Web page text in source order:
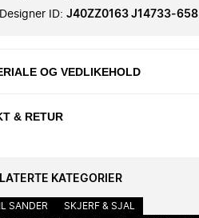
Designer ID: J40ZZ0163 J14733-658
OG VEDLIKEHOLD
& RETUR
KATEGORIER
SANDER
SKJERF & SJAL